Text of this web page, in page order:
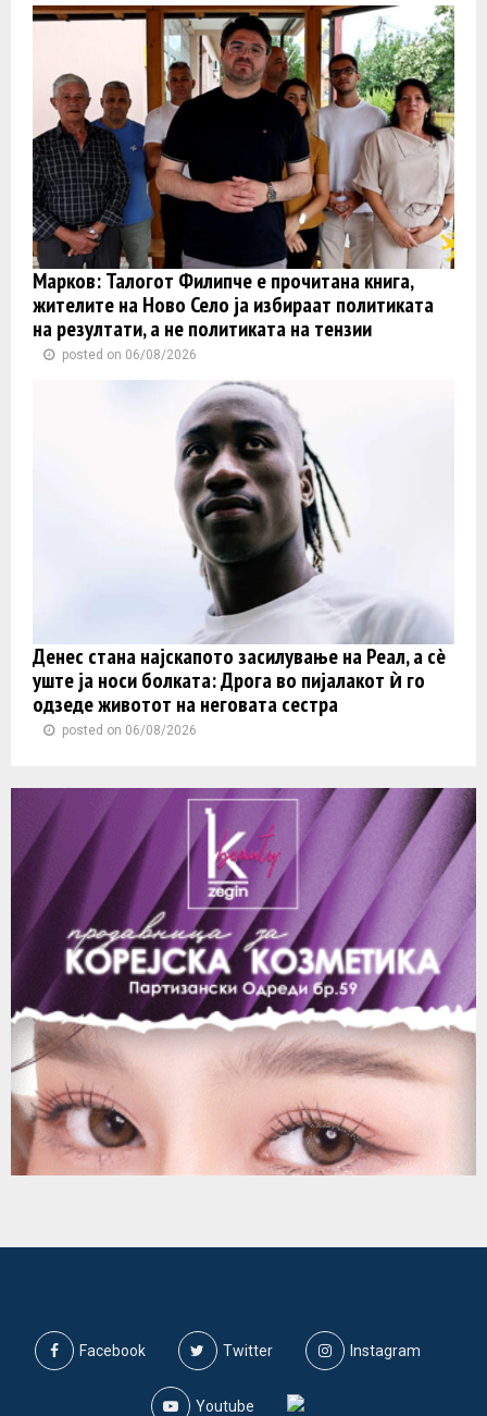
Марков: Талогот Филипче е прочитана книга,
жителите на Ново Село ја избираат политиката
на резултати, а не политиката на тензии
posted on 06/08/2026
Денес стана најскапото засилување на Реал, а сè
уште ја носи болката: Дрога во пијалакот ѝ го
одзеде животот на неговата сестра
posted on 06/08/2026
Facebook Twitter Instagram
Youtube